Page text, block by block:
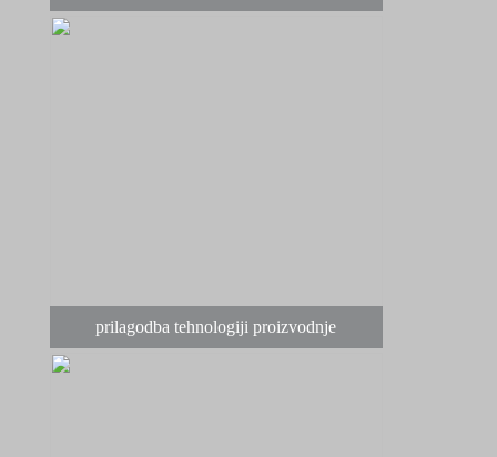
prilagodba tehnologiji proizvodnje